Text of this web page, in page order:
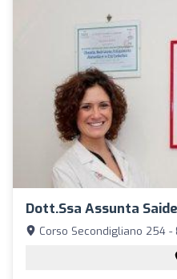
Dott.ssa Assunta
Corso Secondigliano 254 -